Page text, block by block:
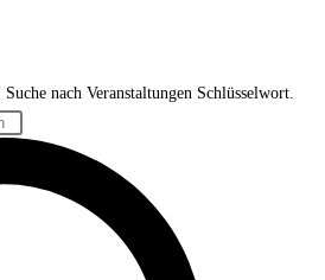
nach Veranstaltungen Schlüsselwort.